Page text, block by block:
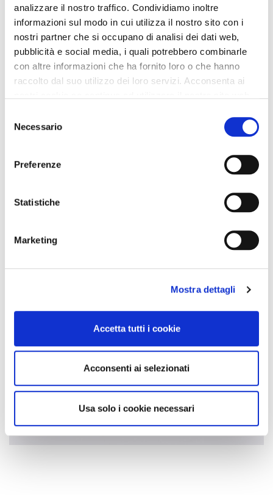
analizzare il nostro traffico. Condividiamo inoltre
informazioni sul modo in cui utilizza il nostro sito con i
nostri partner che si occupano di analisi dei dati web,
pubblicità e social media, i quali potrebbero combinarle
con altre informazioni che ha fornito loro o che hanno
raccolto dal suo utilizzo dei loro servizi. Acconsenta ai
delNecessario
Preferenze
Statistiche
Marketing
Mostra dettagli
Accetta tutti i cookie
Acconsenti ai selezionati
Usa solo i cookie necessari